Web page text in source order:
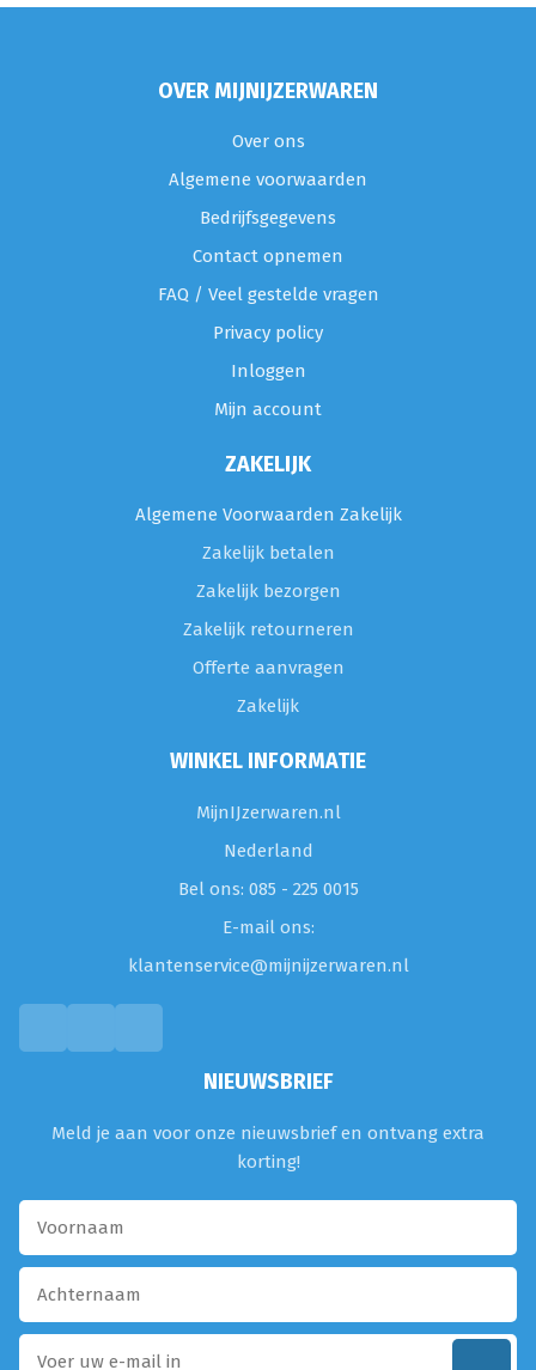
OVER MIJNIJZERWAREN
Over ons
Algemene voorwaarden
Bedrijfsgegevens
Contact opnemen
FAQ / Veel gestelde vragen
Privacy policy
Inloggen
Mijn account
ZAKELIJK
Algemene Voorwaarden Zakelijk
Zakelijk betalen
Zakelijk bezorgen
Zakelijk retourneren
Offerte aanvragen
Zakelijk
WINKEL INFORMATIE
MijnIJzerwaren.nl
Nederland
Bel ons: 085 - 225 0015
E-mail ons:
klantenservice@mijnijzerwaren.nl
NIEUWSBRIEF
Meld je aan voor onze nieuwsbrief en ontvang extra
korting!